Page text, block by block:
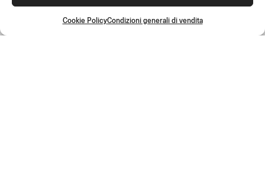
Cookie PolicyCondizioni generali di vendita
Unisciti alla community Rizoma e accedi a contenuti esclusivi e
offerte speciali!